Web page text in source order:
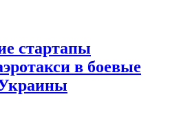
стартапы
в боевые